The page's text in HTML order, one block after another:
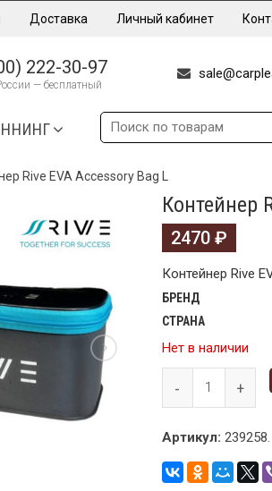
Доставка Личный кабинет
222-30-97
— бесплатный
Rive EVA Accessory Bag L
Контейнер
2470 ₽
Контейнер Rive
БРЕНД
СТРАНА
Нет в наличии
Артикул: 239258.